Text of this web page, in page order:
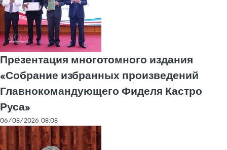
Презентация многотомного издания
«Собрание избранных произведений
Главнокомандующего Фиделя Кастро
Руса»
06/08/2026 08:08